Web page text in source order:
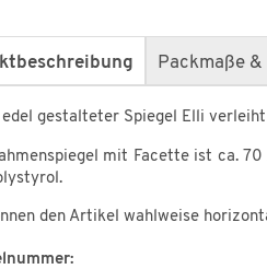
Packmaße
edel gestalteter Spiegel Elli
mit Facette ist ca.
den Artikel wahlweise